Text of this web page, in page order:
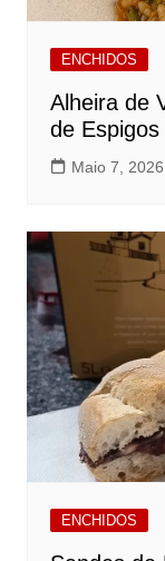
ENCHIDOS
Alheira de
de Espigos
Maio 7, 2026
ENCHIDOS